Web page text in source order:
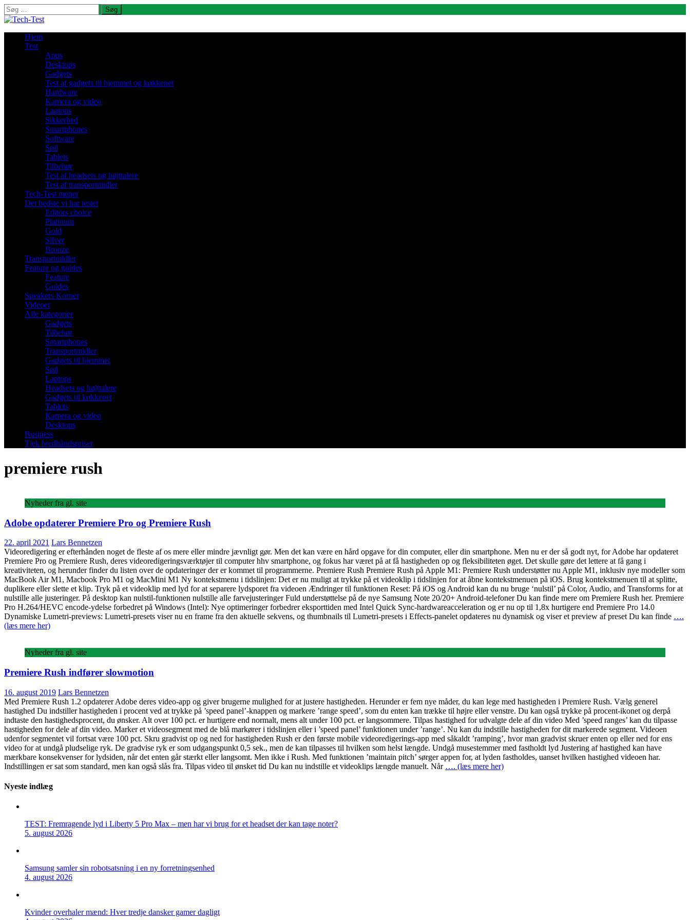
Søg
efter:
Hjem
Test
Apps
Desktops
Gadgets
Test af gadgets til hjemmet og køkkenet
Hardware
Kamera og video
Laptops
Sikkerhed
Smartphones
Software
Spil
Tablets
Tilbehør
Test af headsets og højttalere
Test af transportmidler
Tech-Test mener
Det bedste vi har testet
Editors choice
Platinum
Gold
Silver
Bronze
Transportmidler
Feature og guides
Feature
Guides
Speakers Korner
Videoer
Alle kategorier
Gadgets
Tilbehør
Smartphones
Transportmidler
Gadgets til hjemmet
Spil
Laptops
Headsets og højttalere
Gadgets til køkkenet
Tablets
Kamera og video
Desktops
Business
Tjek bredbåndspriser
premiere rush
Nyheder fra gl. site
Adobe opdaterer Premiere Pro og Premiere Rush
22. april 2021 Lars Bennetzen
Videoredigering er efterhånden noget de fleste af os mere eller mindre jævnligt gør. Men det kan være en hård opgave for din computer, eller din smartphone. Men nu er der så godt nyt, for Adobe har opdateret
Premiere Pro og Premiere Rush, deres videoredigeringsværktøjer til computer hhv smartphone, og fokus har været på at få hastigheden op og fleksibiliteten øget. Det skulle gøre det lettere at få gang i
kreativiteten, og herunder finder du listen over de opdateringer der er kommet til programmerne. Premiere Rush Premiere Rush på Apple M1: Premiere Rush understøtter nu Apple M1, inklusiv nye modeller som
MacBook Air M1, Macbook Pro M1 og MacMini M1 Ny kontekstmenu i tidslinjen: Det er nu muligt at trykke på et videoklip i tidslinjen for at åbne kontekstmenuen på iOS. Brug kontekstmenuen til at splitte,
duplikere eller slette et klip. Tryk på et videoklip med lyd for at separere lydsporet fra videoen Ændringer til funktionen Reset: På iOS og Android kan du nu bruge ‘nulstil’ på Color, Audio, and Transforms for at
nulstille alle justeringer. På desktop kan nulstil-funktionen nulstille alle farvejusteringer Fuld understøttelse på de nye Samsung Note 20/20+ Android-telefoner Du kan finde mere om Premiere Rush her. Premiere
Pro H.264/HEVC encode-ydelse forbedret på Windows (Intel): Nye optimeringer forbedrer eksporttiden med Intel Quick Sync-hardwareacceleration og er nu op til 1,8x hurtigere end Premiere Pro 14.0
Dynamiske Lumetri-previews: Lumetri-presets viser nu en frame fra den aktuelle sekvens, og thumbnails til Lumetri-presets i Effects-panelet opdateres nu dynamisk og viser et preview af preset Du kan finde ….
(læs mere her)
Nyheder fra gl. site
Premiere Rush indfører slowmotion
16. august 2019 Lars Bennetzen
Med Premiere Rush 1.2 opdaterer Adobe deres video-app og giver brugerne mulighed for at justere hastigheden. Herunder er fem nye måder, du kan lege med hastigheden i Premiere Rush. Vælg generel
hastighed Du indstiller hastigheden i procent ved at trykke på ’speed panel’-knappen og markere ’range speed’, som du enten kan trække til højre eller venstre. Du kan også trykke på procent-ikonet og derpå
indtaste den hastighedsprocent, du ønsker. Alt over 100 pct. er hurtigere end normalt, mens alt under 100 pct. er langsommere. Tilpas hastighed for udvalgte dele af din video Med ’speed ranges’ kan du tilpasse
hastigheden for dele af din video. Marker et videosegment med de blå markører i tidslinjen eller i ’speed panel’ funktionen under ’range’. Nu kan du indstille hastigheden for dit markerede segment. Videoen
udenfor segmentet vil fortsat være 100 pct. Skru gradvist op og ned for hastigheden Rush er den første mobile videoredigerings-app med såkaldt ’ramping’, hvor man gradvist skruer enten op eller ned for ens
video for at undgå pludselige ryk. De gradvise ryk er som udgangspunkt 0,5 sek., men de kan tilpasses til hvilken som helst længde. Undgå musestemmer med fastholdt lyd Justering af hastighed kan have
mærkbare konsekvenser for lydsiden, når det enten går stærkt eller langsomt. Men ikke i Rush. Med funktionen ’maintain pitch’ sørger appen for, at lyden fastholdes, uanset hvilken hastighed videoen har.
Indstillingen er sat som standard, men kan også slås fra. Tilpas video til ønsket tid Du kan nu indstille et videoklips længde manuelt. Når …. (læs mere her)
Nyeste indlæg
TEST: Fremragende lyd i Liberty 5 Pro Max – men har vi brug for et headset der kan tage noter?
5. august 2026
Samsung samler sin robotsatsning i en ny forretningsenhed
4. august 2026
Kvinder overhaler mænd: Hver tredje dansker gamer dagligt